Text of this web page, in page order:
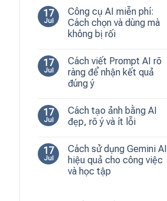
17
Jul
Công cụ AI miễn phí:
Cách chọn và dùng mà
không bị rối
17
Jul
Cách viết Prompt AI rõ
ràng để nhận kết quả
đúng ý
17
Jul
Cách tạo ảnh bằng AI
đẹp, rõ ý và ít lỗi
17
Jul
Cách sử dụng Gemini AI
hiệu quả cho công việc
và học tập